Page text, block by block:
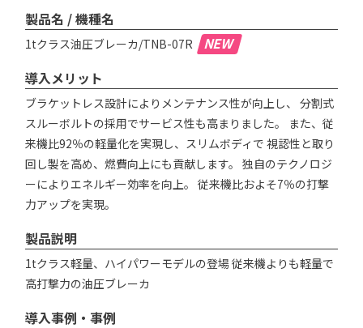
製品名 / 機種名
1tクラス油圧ブレーカ/TNB-07R
NEW
導入メリット
ブラケットレス設計によりメンテナンス性が向上し、 分割式
スルーボルトの採用でサービス性も高まりました。 また、従
来機比92％の軽量化を実現し、スリムボディで 視認性と取り
回し製を高め、燃費向上にも貢献します。 独自のテクノロジ
ーによりエネルギー効率を向上。 従来機比およそ7％の打撃
力アップを実現。
製品説明
1tクラス軽量、ハイパワーモデルの登場 従来機よりも軽量で
高打撃力の油圧ブレーカ
導入事例・事例